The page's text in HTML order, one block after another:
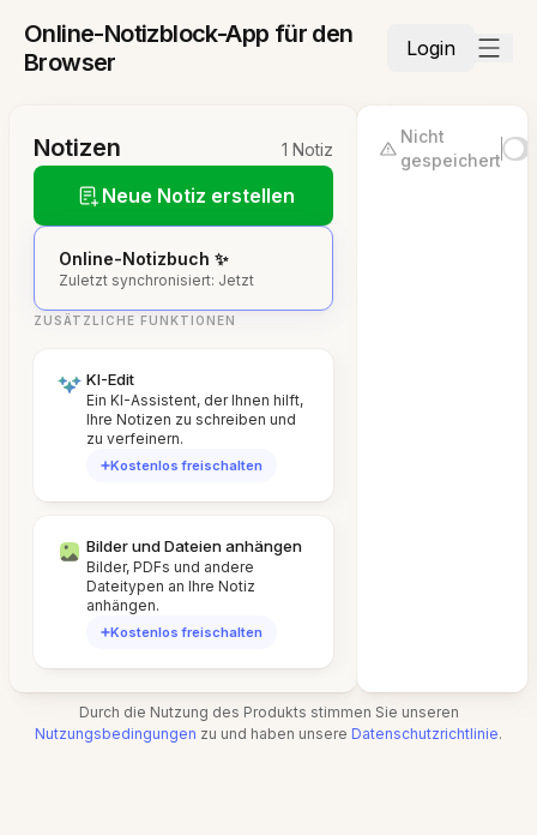
Online-Notizblock-App für den
Browser
Login
Notizen 1 Notiz
Neue Notiz erstellen
Online-Notizbuch ✨
Zuletzt synchronisiert: Jetzt
ZUSÄTZLICHE FUNKTIONEN
KI-Edit
Ein KI-Assistent, der Ihnen hilft,
Ihre Notizen zu schreiben und
zu verfeinern.
Kostenlos freischalten
Bilder und Dateien anhängen
Bilder, PDFs und andere
Dateitypen an Ihre Notiz
anhängen.
Kostenlos freischalten
Nicht
gespeichert
Durch die Nutzung des Produkts stimmen Sie unseren
Nutzungsbedingungen zu und haben unsere Datenschutzrichtlinie.